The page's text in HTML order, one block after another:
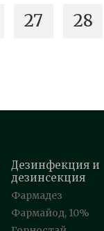
27 28
Дезинфекция и
дезинсекция
Фармадез
Фармайод, 10%